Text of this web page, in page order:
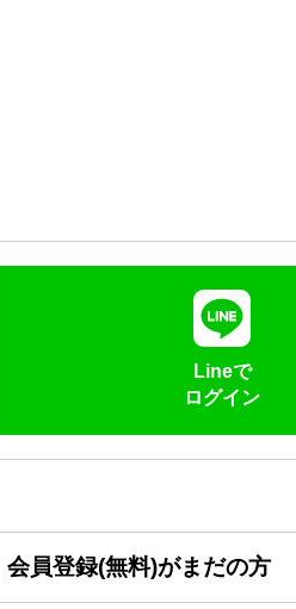
Lineで
ログイン
会員登録(無料)がまだの方